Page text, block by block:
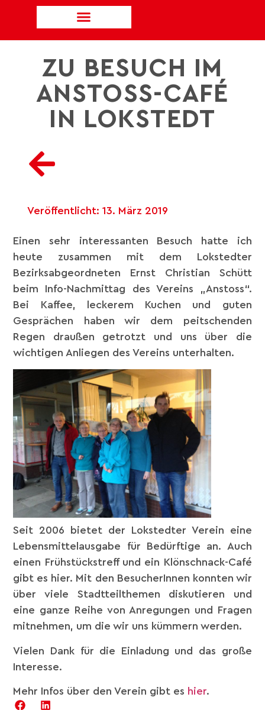
ZU BESUCH IM
ANSTOSS-CAFÉ
IN LOKSTEDT
Veröffentlicht: 13. März 2019
Einen sehr interessanten Besuch hatte ich
heute zusammen mit dem Lokstedter
Bezirksabgeordneten Ernst Christian Schütt
beim Info-Nachmittag des Vereins „Anstoss“.
Bei Kaffee, leckerem Kuchen und guten
Gesprächen haben wir dem peitschenden
Regen draußen getrotzt und uns über die
wichtigen Anliegen des Vereins unterhalten.
Seit 2006 bietet der Lokstedter Verein eine
Lebensmittelausgabe für Bedürftige an. Auch
einen Frühstückstreff und ein Klönschnack-Café
gibt es hier. Mit den BesucherInnen konnten wir
über viele Stadtteilthemen diskutieren und
eine ganze Reihe von Anregungen und Fragen
mitnehmen, um die wir uns kümmern werden.
Vielen Dank für die Einladung und das große
Interesse.
Mehr Infos über den Verein gibt es hier.